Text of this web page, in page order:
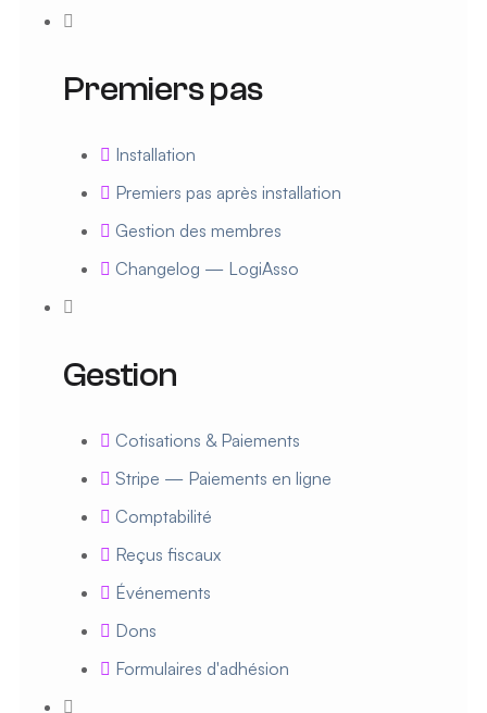
Premiers pas
Installation
Premiers pas après installation
Gestion des membres
Changelog — LogiAsso
Gestion
Cotisations & Paiements
Stripe — Paiements en ligne
Comptabilité
Reçus fiscaux
Événements
Dons
Formulaires d'adhésion